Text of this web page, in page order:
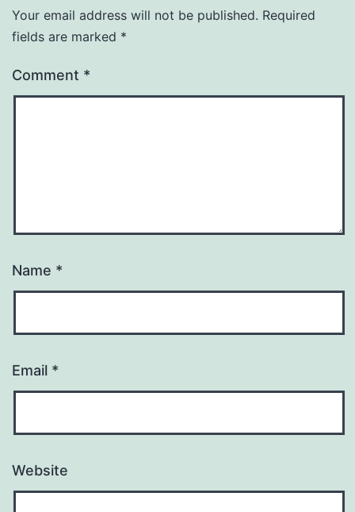
Your email address will not be published. Required
fields are marked *
Comment *
Name *
Email *
Website